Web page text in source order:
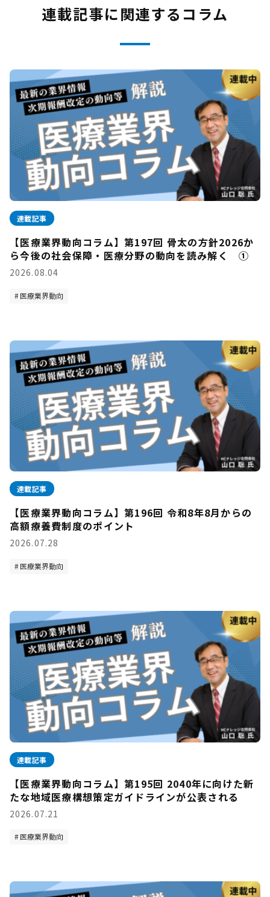
連載記事に関連するコラム
連載記事
【医療業界動向コラム】第197回 骨太の方針2026か
ら今後の社会保障・医療分野の動向を読み解く ①
2026.08.04
医療業界動向
連載記事
【医療業界動向コラム】第196回 令和8年8月からの
高額療養費制度のポイント
2026.07.28
医療業界動向
連載記事
【医療業界動向コラム】第195回 2040年に向けた新
たな地域医療構想策定ガイドラインが公表される
2026.07.21
医療業界動向